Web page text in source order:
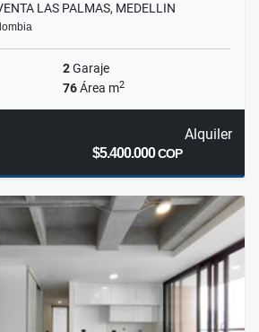
LAS PALMAS, MEDELLIN
2Garaje
76Área m2
Alquiler
$5.400.000COP